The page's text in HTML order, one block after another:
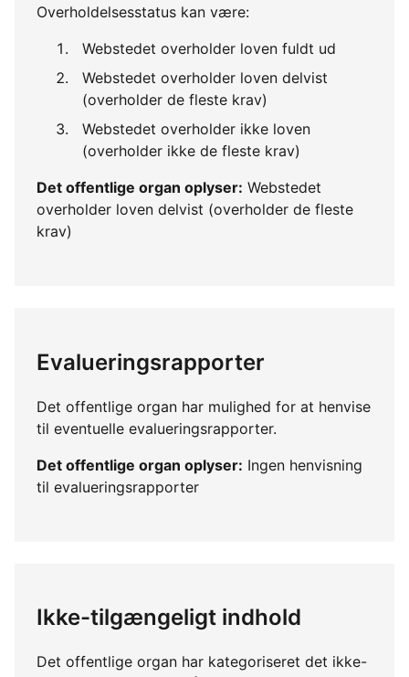
Overholdelsesstatus kan være:
Webstedet overholder loven fuldt ud
Webstedet overholder loven delvist
(overholder de fleste krav)
Webstedet overholder ikke loven
(overholder ikke de fleste krav)
Det offentlige organ oplyser: Webstedet
overholder loven delvist (overholder de fleste
krav)
Evalueringsrapporter
Det offentlige organ har mulighed for at henvise
til eventuelle evalueringsrapporter.
Det offentlige organ oplyser: Ingen henvisning
til evalueringsrapporter
Ikke-tilgængeligt indhold
Det offentlige organ har kategoriseret det ikke-